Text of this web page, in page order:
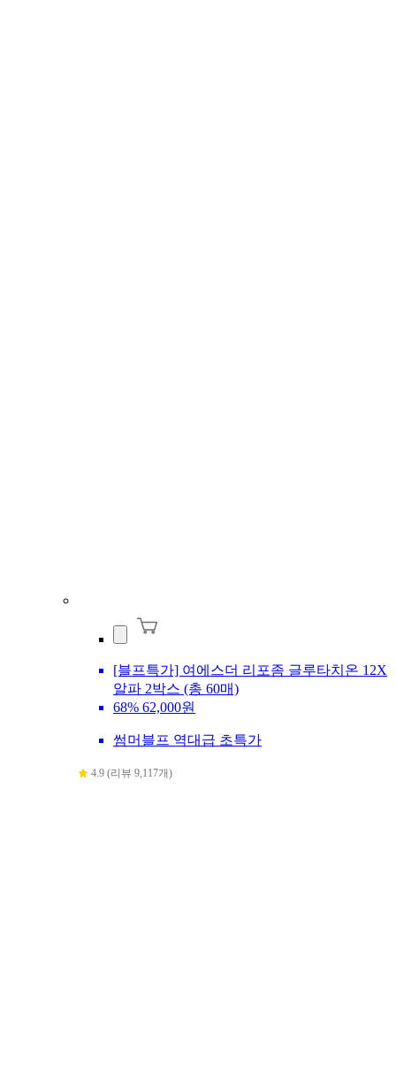
[블프특가] 여에스더 리포좀 글루타치온 12X
알파 2박스 (총 60매)
68% 62,000원
썸머블프 역대급 초특가
4.9 (리뷰 9,117개)